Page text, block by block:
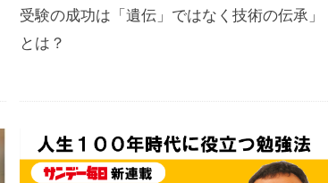
受験の成功は「遺伝」ではなく技術の伝承」
とは？